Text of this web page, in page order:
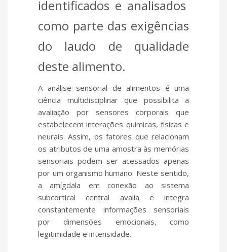
identificados e analisados
como parte das exigências
do laudo de qualidade
deste alimento.
A análise sensorial de alimentos é uma
ciência multidisciplinar que possibilita a
avaliação por sensores corporais que
estabelecem interações químicas, físicas e
neurais. Assim, os fatores que relacionam
os atributos de uma amostra às memórias
sensoriais podem ser acessados apenas
por um organismo humano. Neste sentido,
a amígdala em conexão ao sistema
subcortical central avalia e integra
constantemente informações sensoriais
por dimensões emocionais, como
legitimidade e intensidade.